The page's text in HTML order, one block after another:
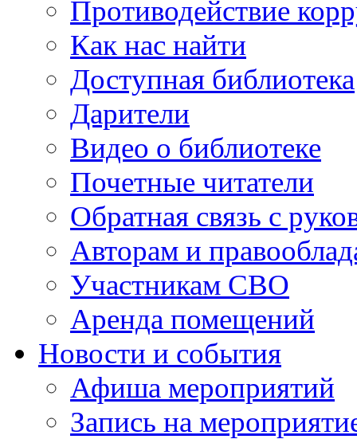
Противодействие
Как нас найти
Доступная библиотека
Дарители
Видео о библиотеке
Почетные читатели
Обратная связь с
Авторам и
Участникам СВО
Аренда помещений
Новости и события
Афиша мероприятий
Запись на